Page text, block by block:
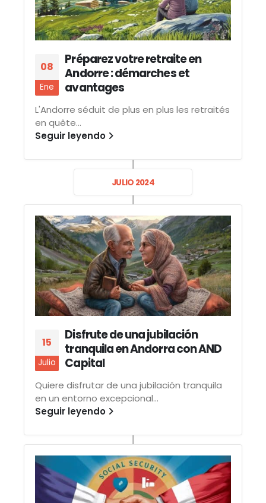
08
Ene
Préparez votre retraite en
Andorre : démarches et
avantages
L'Andorre séduit de plus en plus les retraités
en quête...
Seguir leyendo
JULIO 2024
15
Julio
Disfrute de una jubilación
tranquila en Andorra con AND
Capital
Quiere disfrutar de una jubilación tranquila
en un entorno excepcional...
Seguir leyendo